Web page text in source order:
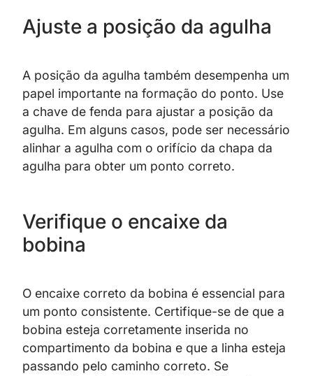
Ajuste a posição da agulha
A posição da agulha também desempenha um
papel importante na formação do ponto. Use
a chave de fenda para ajustar a posição da
agulha. Em alguns casos, pode ser necessário
alinhar a agulha com o orifício da chapa da
agulha para obter um ponto correto.
Verifique o encaixe da
bobina
O encaixe correto da bobina é essencial para
um ponto consistente. Certifique-se de que a
bobina esteja corretamente inserida no
compartimento da bobina e que a linha esteja
passando pelo caminho correto. Se